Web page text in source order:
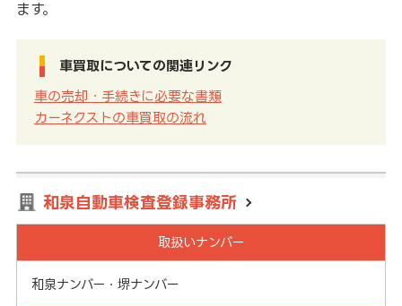
ます。
車買取についての関連リンク
車の売却・手続きに必要な書類
カーネクストの車買取の流れ
和泉自動車検査登録事務所
取扱いナンバー
和泉ナンバー・堺ナンバー